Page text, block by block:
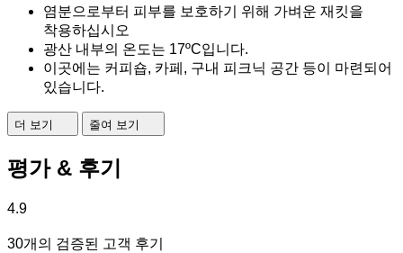
염분으로부터 피부를 보호하기 위해 가벼운 재킷을
착용하십시오
광산 내부의 온도는 17ºC입니다.
이곳에는 커피숍, 카페, 구내 피크닉 공간 등이 마련되어
있습니다.
더 보기 줄여 보기
평가 & 후기
4.9
30개의 검증된 고객 후기